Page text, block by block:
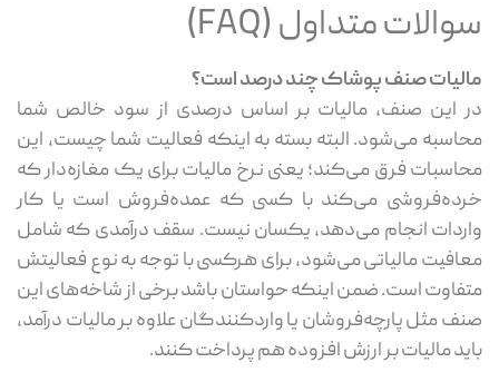
سوالات متداول (FAQ)
مالیات صنف پوشاک چند درصد است؟
در این صنف، مالیات بر اساس درصدی از سود خالص شما
محاسبه می‌شود. البته بسته به اینکه فعالیت شما چیست، این
محاسبات فرق می‌کند؛ یعنی نرخ مالیات برای یک مغازه‌دار که
خرده‌فروشی می‌کند با کسی که عمده‌فروش است یا کار
واردات انجام می‌دهد، یکسان نیست. سقف درآمدی که شامل
معافیت مالیاتی می‌شود، برای هرکسی با توجه به نوع فعالیتش
متفاوت است. ضمن اینکه حواستان باشد برخی از شاخه‌های این
صنف مثل پارچه‌فروشان یا واردکنندگان علاوه بر مالیات درآمد،
باید مالیات بر ارزش افزوده هم پرداخت کنند.